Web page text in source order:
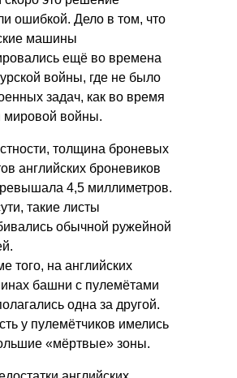
ошибкой. Дело в том, что
машины
ещё во времена
войны, где не было
задач, как во время
мировой войны.
толщина броневых
английских броневиков
4,5 миллиметров.
такие листы
обычной ружейной
того, на английских
башни с пулемётами
одна за другой.
у пулемётчиков имелись
«мёртвые» зоны.